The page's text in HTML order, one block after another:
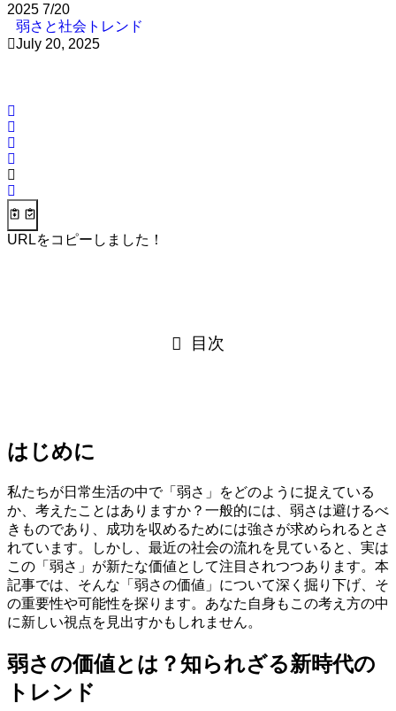
2025 7/20
弱さと社会トレンド
July 20, 2025
URLをコピーしました！
目次
はじめに
私たちが日常生活の中で「弱さ」をどのように捉えている
か、考えたことはありますか？一般的には、弱さは避けるべ
きものであり、成功を収めるためには強さが求められるとさ
れています。しかし、最近の社会の流れを見ていると、実は
この「弱さ」が新たな価値として注目されつつあります。本
記事では、そんな「弱さの価値」について深く掘り下げ、そ
の重要性や可能性を探ります。あなた自身もこの考え方の中
に新しい視点を見出すかもしれません。
弱さの価値とは？知られざる新時代の
トレンド